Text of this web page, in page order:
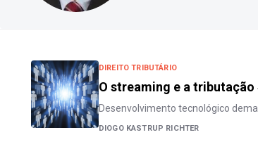
DIREITO TRIBUTÁRIO
O streaming e a tributação
Desenvolvimento tecnológico
DIOGO KASTRUP RICHTER